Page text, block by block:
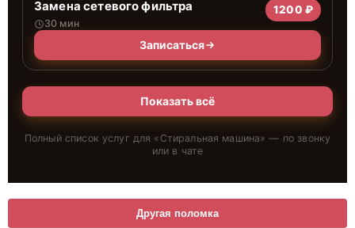
Замена сетевого фильтра
30 мин
1200 ₽
Записаться
Показать всё
Полный список услуг для « Стиральная машина» — по звонку
или в чате
Другая поломка